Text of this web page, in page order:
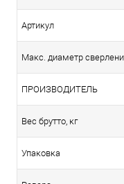
Артикул
Макс. диаметр
ПРОИЗВОДИТЕЛЬ
Вес брутто, кг
Упаковка